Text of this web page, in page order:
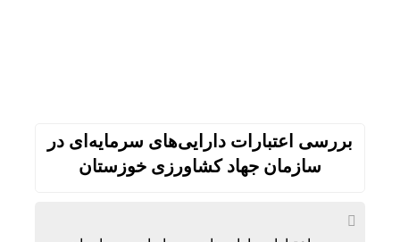
بررسی اعتبارات دارایی‌های سرمایه‌ای در
سازمان جهاد کشاورزی خوزستان